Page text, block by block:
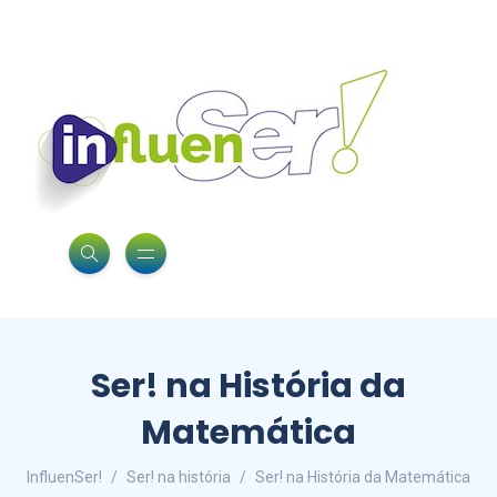
Ser! na História da
Matemática
InfluenSer! Ser! na história Ser! na História da Matemática